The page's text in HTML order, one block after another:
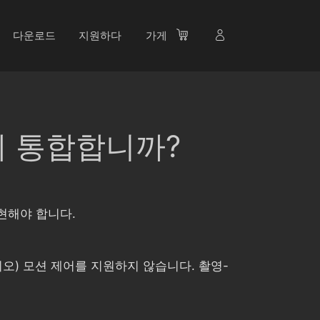
다운로드 지원하다 가게
합합니까?
해야 합니다.
) 모션 제어를 지원하지 않습니다. 촬영-